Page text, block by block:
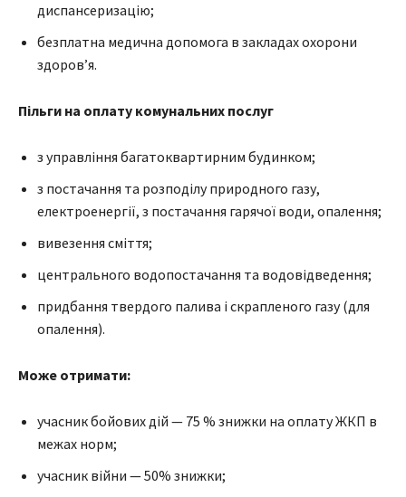
диспансеризацію;
безплатна медична допомога в закладах охорони
здоров’я.
Пільги на оплату комунальних послуг
з управління багатоквартирним будинком;
з постачання та розподілу природного газу,
електроенергії, з постачання гарячої води, опалення;
вивезення сміття;
центрального водопостачання та водовідведення;
придбання твердого палива і скрапленого газу (для
опалення).
Може отримати:
учасник бойових дій — 75 % знижки на оплату ЖКП в
межах норм;
учасник війни — 50% знижки;